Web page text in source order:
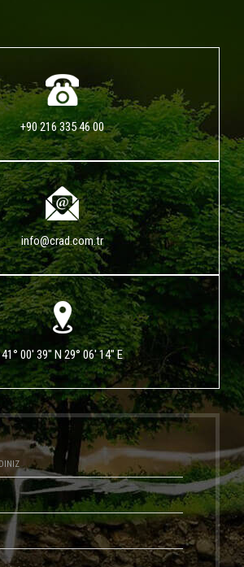
+90 216 335 46 00
info@crad.com.tr
41° 00' 39" N 29° 06' 14" E